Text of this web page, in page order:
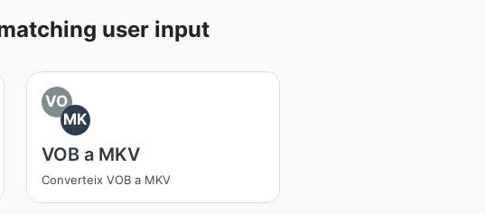
user input
VO
MK
VOB a MKV
Converteix VOB a MKV